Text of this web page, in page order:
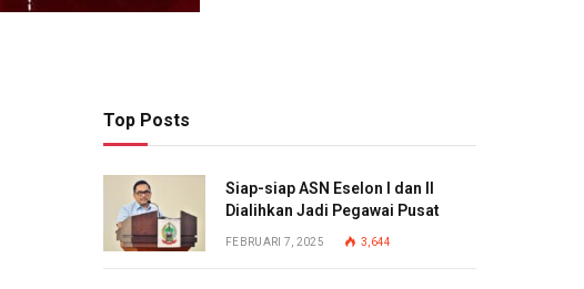
Top Posts
Siap-siap ASN Eselon I dan II
Dialihkan Jadi Pegawai Pusat
FEBRUARI 7, 2025 3,644